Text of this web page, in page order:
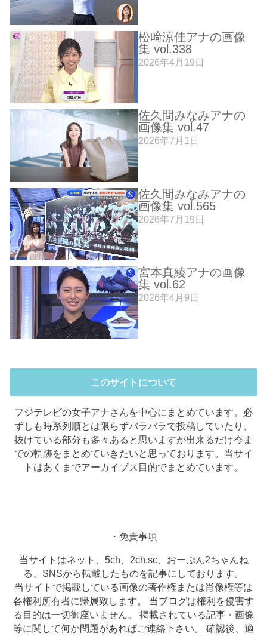
松﨑涼佳アナの画像
集 vol.338
2026年4月19日
佐久間みなみアナの
画像集 vol.47
2026年7月1日
佐久間みなみアナの
画像集 vol.565
2026年7月19日
宮本真綾アナの画像
集 vol.62
2026年4月9日
このサイトについて
フジテレビの女子アナさんを中心にまとめています。必
ずしも時系列順とは限らずバラバラで投稿していたり、
抜けている部分も多々あると思いますが出来るだけ今ま
での軌跡をまとめていきたいと思っております。当サイ
トはあくまでアーカイブス目的でまとめています。
・免責事項
当サイトはネット、5ch、2ch.sc、おーぷん2ちゃんね
る、SNSから転載したものを記事にしております。
当サイトで掲載している画像の著作権または肖像権等は
各権利所有者に帰属致します。 当ブログは権利を侵害す
る目的は一切御座いません。 掲載されている記事・画像
等に関して何か問題があればご連絡下さい。 確認後、適